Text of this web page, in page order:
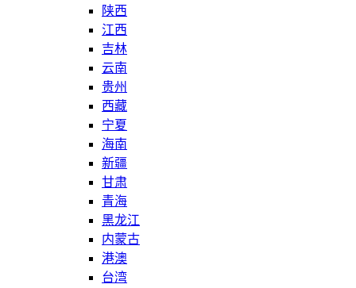
陕西
江西
吉林
云南
贵州
西藏
宁夏
海南
新疆
甘肃
青海
黑龙江
内蒙古
港澳
台湾